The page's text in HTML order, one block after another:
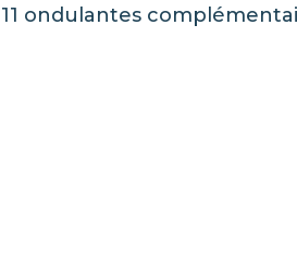
ondulantes